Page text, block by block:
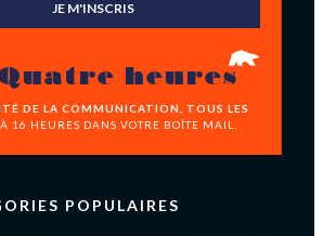
JE M'INSCRIS
heures
DE LA COMMUNICATION, TOUS LES
À 16 HEURES DANS VOTRE BOÎTE MAIL.
POPULAIRES